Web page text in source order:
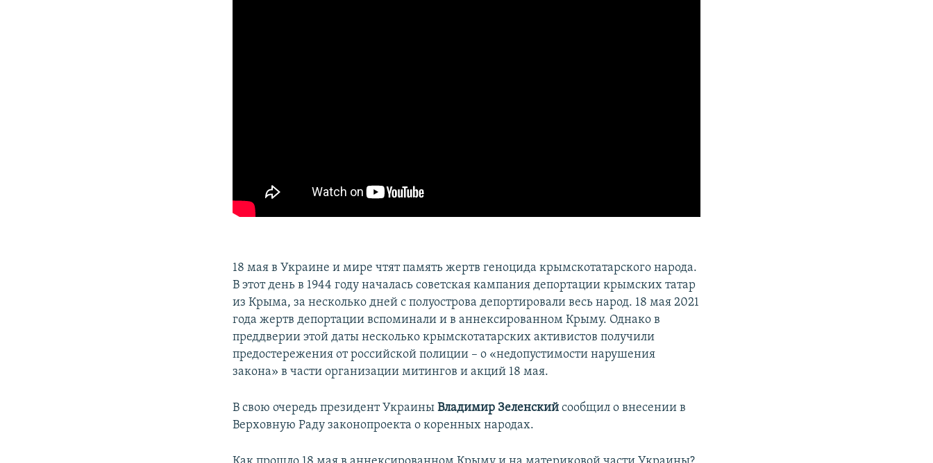
18 мая в Украине и мире чтят память жертв геноцида крымскотатарского народа.
В этот день в 1944 году началась советская кампания депортации крымских татар
из Крыма, за несколько дней с полуострова депортировали весь народ. 18 мая 2021
года жертв депортации вспоминали и в аннексированном Крыму. Однако в
преддверии этой даты несколько крымскотатарских активистов получили
предостережения от российской полиции – о «недопустимости нарушения
закона» в части организации митингов и акций 18 мая.
В свою очередь президент УкраиныВладимир Зеленскийсообщил о внесении в
Верховную Раду законопроекта о коренных народах.